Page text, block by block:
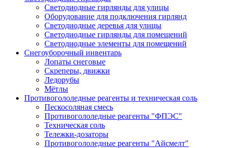
Светодиодные гирлянды для улицы
Оборудование для подключения гирлянд
Светодиодные деревья для улицы
Светодиодные гирлянды для помещений
Светодиодные элементы для помещений
Снегоуборочный инвентарь
Лопаты снеговые
Скреперы, движки
Ледорубы
Мётлы
Противогололедные реагенты и техническая соль
Пескосоляная смесь
Противогололедные реагенты "ФПЭС"
Техническая соль
Тележки-дозаторы
Противогололедные реагенты "Айсмелт"